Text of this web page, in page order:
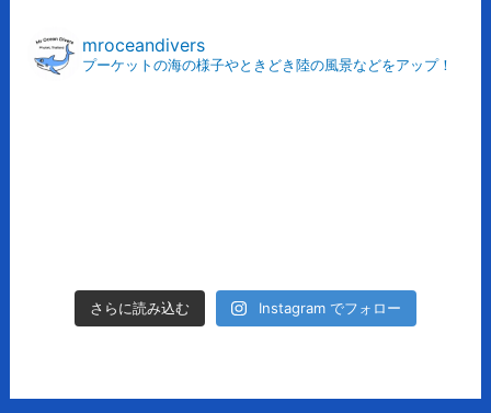
mroceandivers
プーケットの海の様子やときどき陸の風景などをアップ！
さらに読み込む Instagram でフォロー
カ
イ